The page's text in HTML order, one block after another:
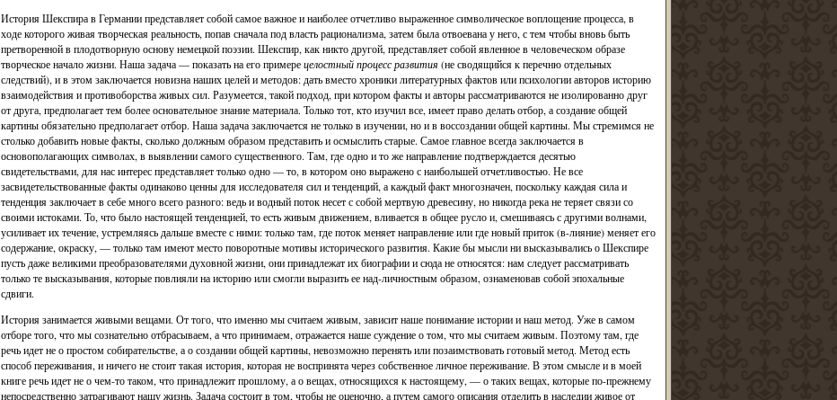
История Шекспира в Германии представляет собой самое важное и наиболее отчетливо выраженное символическое воплощение процесса, в
ходе которого живая творческая реальность, попав сначала под власть рационализма, затем была отвоевана у него, с тем чтобы вновь быть
претворенной в плодотворную основу немецкой поэзии. Шекспир, как никто другой, представляет собой явленное в человеческом образе
творческое начало жизни. Наша задача — показать на его примерецелостный процесс развития (не сводящийся к перечню отдельных
следствий), и в этом заключается новизна наших целей и методов: дать вместо хроники литературных фактов или психологии авторов историю
взаимодействия и противоборства живых сил. Разумеется, такой подход, при котором факты и авторы рассматриваются не изолированно друг
от друга, предполагает тем более основательное знание материала. Только тот, кто изучил все, имеет право делать отбор, а создание общей
картины обязательно предполагает отбор. Наша задача заключается не только в изучении, но и в воссоздании общей картины. Мы стремимся не
столько добавить новые факты, сколько должным образом представить и осмыслить старые. Самое главное всегда заключается в
основополагающих символах, в выявлении самого существенного. Там, где одно и то же направление подтверждается десятью
свидетельствами, для нас интерес представляет только одно — то, в котором оно выражено с наибольшей отчетливостью. Не все
засвидетельствованные факты одинаково ценны для исследователя сил и тенденций, а каждый факт многозначен, поскольку каждая сила и
тенденция заключает в себе много всего разного: ведь и водный поток несет с собой мертвую древесину, но никогда река не теряет связи со
своими истоками. То, что было настоящей тенденцией, то есть живым движением, вливается в общее русло и, смешиваясь с другими волнами,
усиливает их течение, устремляясь дальше вместе с ними: только там, где поток меняет направление или где новый приток (в-лияние) меняет его
содержание, окраску, — только там имеют место поворотные мотивы исторического развития. Какие бы мысли ни высказывались о Шекспире
пусть даже великими преобразователями духовной жизни, они принадлежат их биографии и сюда не относятся: нам следует рассматривать
только те высказывания, которые повлияли на историю или смогли выразить ее над-личностным образом, ознаменовав собой эпохальные
сдвиги.
История занимается живыми вещами. От того, что именно мы считаем живым, зависит наше понимание истории и наш метод. Уже в самом
отборе того, что мы сознательно отбрасываем, а что принимаем, отражается наше суждение о том, что мы считаем живым. Поэтому там, где
речь идет не о простом собирательстве, а о создании общей картины, невозможно перенять или позаимствовать готовый метод. Метод есть
способ переживания, и ничего не стоит такая история, которая не воспринята через собственное личное переживание. В этом смысле и в моей
книге речь идет не о чем-то таком, что принадлежит прошлому, а о вещах, относящихся к настоящему, — о таких вещах, которые по-прежнему
непосредственно затрагивают нашу жизнь. Задача состоит в том, чтобы не оценочно, а путем самого описания отделить в наследии живое от